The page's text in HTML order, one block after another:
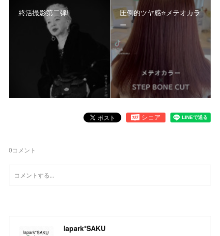
終活撮影第二弾!
圧倒的ツヤ感⭐️メテオカラ
ー
0コメント
lapark*SAKU